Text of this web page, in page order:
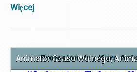
Więcej
Animator Czasu Wolnego,